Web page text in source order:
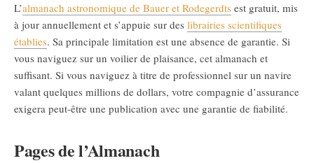
L’almanach astronomique de Bauer et Rodegerdts est gratuit, mis
à jour annuellement et s’appuie sur des librairies scientifiques
établies. Sa principale limitation est une absence de garantie. Si
vous naviguez sur un voilier de plaisance, cet almanach et
suffisant. Si vous naviguez à titre de professionnel sur un navire
valant quelques millions de dollars, votre compagnie d’assurance
exigera peut-être une publication avec une garantie de fiabilité.
Pages de l’Almanach